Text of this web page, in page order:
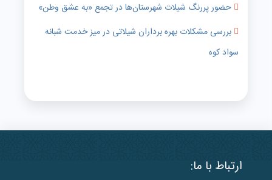
حضور پررنگ شیلات شهرستان‌ها در تجمع «به عشق وطن»
بررسی مشکلات بهره برداران شیلاتی در میز خدمت شبانه
سواد کوه
ارتباط با ما: